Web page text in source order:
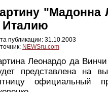
"Мадонна
Италию
публикации: 31.10.2003
NEWSru.com
Леонардо да
представлена на
официальный